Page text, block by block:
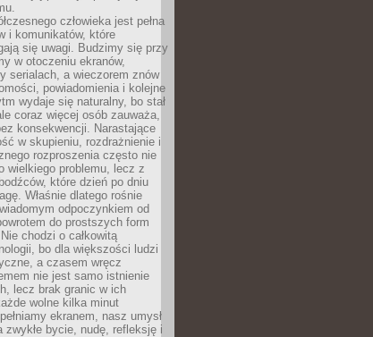
człowieka jest pełna
i komunikatów, które
się uwagi. Budzimy się przy
w otoczeniu ekranów,
serialach, a wieczorem znów
powiadomienia i kolejne
wydaje się naturalny, bo stał
coraz więcej osób zauważa,
konsekwencji. Narastające
w skupieniu, rozdrażnienie i
rozproszenia często nie
wielkiego problemu, lecz z
które dzień po dniu
Właśnie dlatego rośnie
odpoczynkiem od
do prostszych form
chodzi o całkowitą
bo dla większości ludzi
a czasem wręcz
nie jest samo istnienie
lecz brak granic w ich
wolne kilka minut
ekranem, nasz umysł
zwykłe bycie, nudę, refleksję i